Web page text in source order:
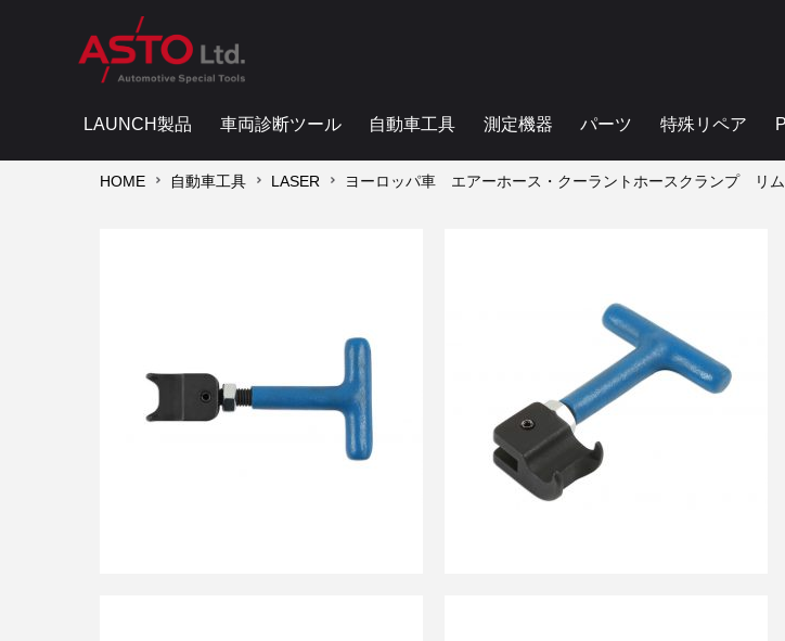
LAUNCH製品 車両診断ツール 自動車工具 測定機器 パーツ 特殊リペア
HOME 自動車工具 LASER ヨーロッパ車 エアーホース・クーラントホースクランプ リ